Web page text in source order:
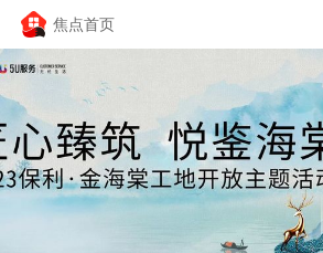
焦点首页